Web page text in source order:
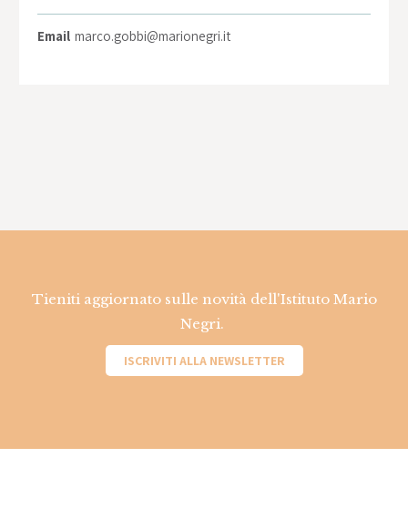
Email marco.gobbi@marionegri.it
Tieniti aggiornato sulle novità dell'Istituto Mario
Negri.
ISCRIVITI ALLA NEWSLETTER